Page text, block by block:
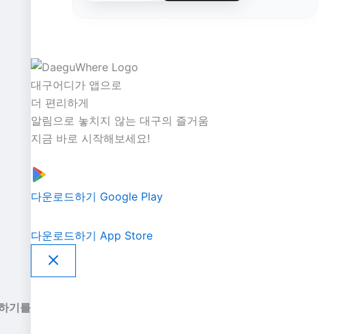
대구어디가 앱으로
더 편리하게
알림으로 놓치지 않는 대구의 즐거움
지금 바로 시작해보세요!
다운로드하기 Google Play
다운로드하기 App Store
기를